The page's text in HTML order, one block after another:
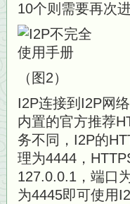
10个则需要再次
（图2）
I2P连接到I2P网
内置的官方推荐
务不同，I2P的
理为4444，
127.0.0.1，端口
为4445即可使用